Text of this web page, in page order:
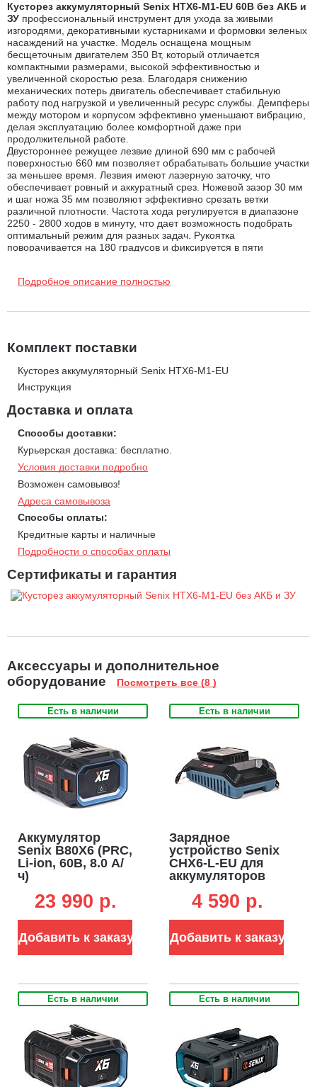
Кусторез аккумуляторный Senix HTX6-M1-EU 60В без АКБ и
ЗУ профессиональный инструмент для ухода за живыми
изгородями, декоративными кустарниками и формовки зеленых
насаждений на участке. Модель оснащена мощным
бесщеточным двигателем 350 Вт, который отличается
компактными размерами, высокой эффективностью и
увеличенной скоростью реза. Благодаря снижению
механических потерь двигатель обеспечивает стабильную
работу под нагрузкой и увеличенный ресурс службы. Демпферы
между мотором и корпусом эффективно уменьшают вибрацию,
делая эксплуатацию более комфортной даже при
продолжительной работе.
Двустороннее режущее лезвие длиной 690 мм с рабочей
поверхностью 660 мм позволяет обрабатывать большие участки
за меньшее время. Лезвия имеют лазерную заточку, что
обеспечивает ровный и аккуратный срез. Ножевой зазор 30 мм
и шаг ножа 35 мм позволяют эффективно срезать ветки
различной плотности. Частота хода регулируется в диапазоне
2250 - 2800 ходов в минуту, что дает возможность подобрать
оптимальный режим для разных задач. Рукоятка
поворачивается на 180 градусов и фиксируется в пяти
прорезиненное рельефное покрытие рукояти гарантирует
Преимущества кустореза аккумуляторного Senix HTX6-M1-
EU без АКБ и ЗУ:
Бесщеточный кусторез - незаменимый помощник в уходе за
живыми изгородями и декоративными кустарниками.
Качество работы обеспечено лазерной заточкой лезвий для
ровного и чистого среза ( ветки до 35мм).
За производительность отвечает высокая скорость движения
ножей - 2800-3400 ходов в минуту.
Работа под любым углом - ручку вращается на 180 градусов
и фиксируется в 5 положениях.
Напряжение аккумулятора 60В, при этом устройство
обладает небольшим весом, что способствует
продолжительной работе без усталости в руках.
Защитный кожух предохраняет руки пользователя от
Рукоять с прорезиненным, рельефным покрытием для
Универсальный аккумулятор подходит к другим устройствам
профессиональной линейки Senix Х6
Подробное описание полностью
Комплект поставки
Кусторез аккумуляторный Senix HTX6-M1-EU
Инструкция
Доставка и оплата
Способы доставки:
Курьерская доставка: бесплатно.
Условия доставки подробно
Возможен самовывоз!
Адреса самовывоза
Способы оплаты:
Кредитные карты и наличные
Подробности о способах оплаты
Сертификаты и гарантия
Аксессуары и дополнительное
оборудование
Посмотреть все (8 )
Есть в наличии
Аккумулятор
Senix B80X6 (PRC,
Li-ion, 60В, 8.0 А/
ч)
23 990 p.
Добавить к заказу
Есть в наличии
Зарядное
устройство Senix
CHX6-L-EU для
аккумуляторов
4 590 p.
Добавить к заказу
Есть в наличии Есть в наличии